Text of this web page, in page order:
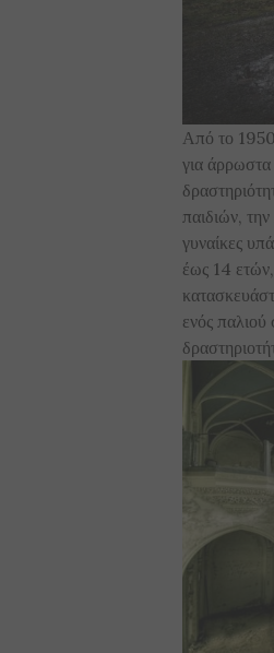
Από το 1950
για
παιδιών,
γυναίκες
έως 14
ενός